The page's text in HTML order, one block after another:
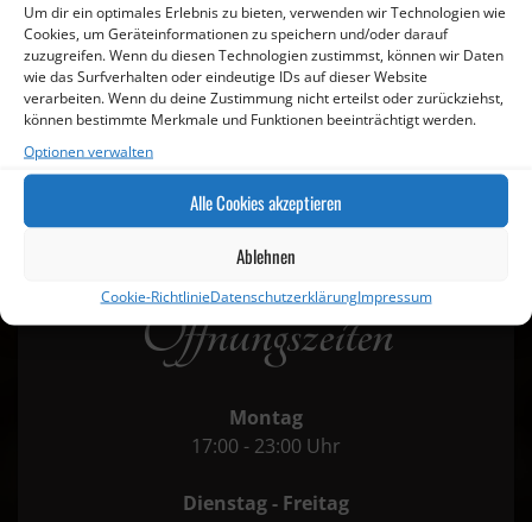
Um dir ein optimales Erlebnis zu bieten, verwenden wir Technologien wie
Cookies, um Geräteinformationen zu speichern und/oder darauf
zuzugreifen. Wenn du diesen Technologien zustimmst, können wir Daten
wie das Surfverhalten oder eindeutige IDs auf dieser Website
verarbeiten. Wenn du deine Zustimmung nicht erteilst oder zurückziehst,
können bestimmte Merkmale und Funktionen beeinträchtigt werden.
Optionen verwalten
Alle Cookies akzeptieren
Ablehnen
Cookie-RichtlinieDatenschutzerklärungImpressum
Ich möchte die Bestellung abholen
Öffnungszeiten
Montag
17:00 - 23:00 Uhr
Dienstag - Freitag